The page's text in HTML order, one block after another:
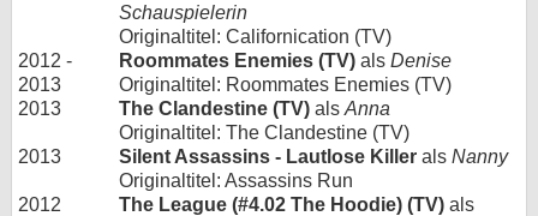
Schauspielerin
Originaltitel: Californication (TV)
2012 -
2013
Roommates Enemies (TV) als Denise
Originaltitel: Roommates Enemies (TV)
2013
The Clandestine (TV) als Anna
Originaltitel: The Clandestine (TV)
2013
Silent Assassins - Lautlose Killer als Nanny
Originaltitel: Assassins Run
2012
The League (#4.02 The Hoodie) (TV) als